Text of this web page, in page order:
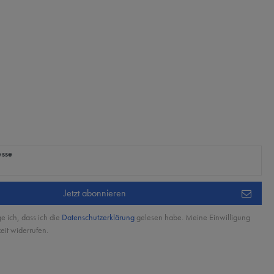
Jetzt abonnieren
ich, dass ich die Daten­schutz­erklärung gelesen habe. Meine Einwilligung
widerrufen.